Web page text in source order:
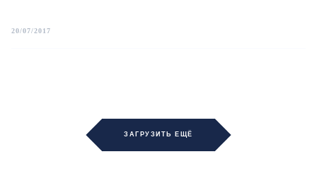
20/07/2017
ЗАГРУЗИТЬ ЕЩЁ